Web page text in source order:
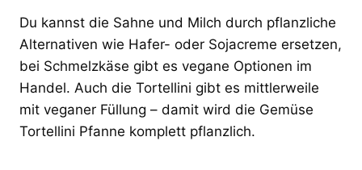
Du kannst die Sahne und Milch durch pflanzliche
Alternativen wie Hafer- oder Sojacreme ersetzen,
bei Schmelzkäse gibt es vegane Optionen im
Handel. Auch die Tortellini gibt es mittlerweile
mit veganer Füllung – damit wird die Gemüse
Tortellini Pfanne komplett pflanzlich.